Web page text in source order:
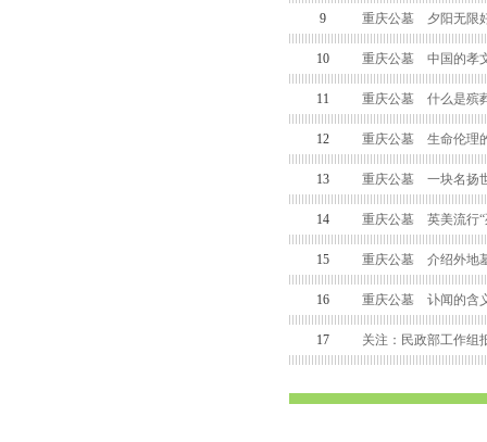
9 重庆公墓 夕阳无限
10 重庆公墓 中国的孝
11 重庆公墓 什么是殡
12 重庆公墓 生命伦理
13 重庆公墓 一块名扬
14 重庆公墓 英美流行“
15 重庆公墓 介绍外地
16 重庆公墓 讣闻的含
17 关注：民政部工作组